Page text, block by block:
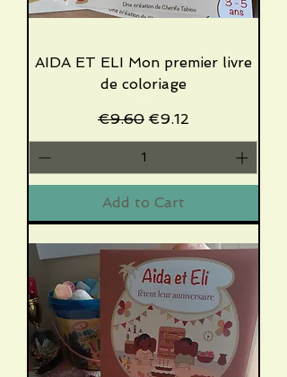
AIDA ET ELI Mon premier livre
de coloriage
Regular Price
€9.60 Sale Price
€9.12
Add to Cart